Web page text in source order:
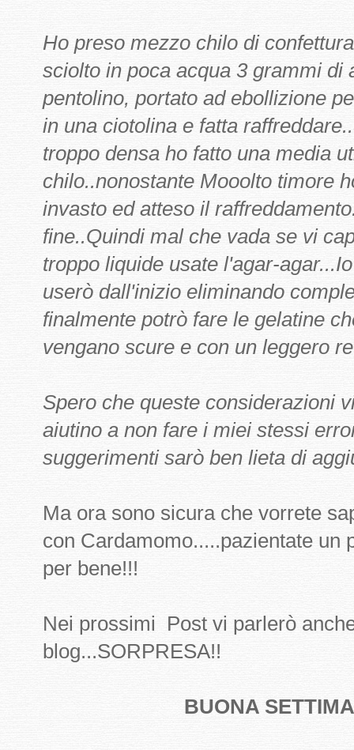
Ho preso mezzo chilo di
sciolto in poca acqua 3 grammi di
pentolino, portato ad ebollizione
in una ciotolina e fatta
troppo densa ho fatto una media
chilo..nonostante Mooolto timore
invasto ed atteso il
fine..Quindi mal che vada se vi
troppo liquide usate l'agar-
userò dall'inizio eliminando
finalmente potrò fare le gelatine
vengano scure e con un leggero
Spero che queste considerazioni
aiutino a non fare i miei stessi
suggerimenti sarò ben lieta di
Ma ora sono sicura che vorrete
con Cardamomo.....pazientate un
per bene!!!
Nei prossimi Post vi parlerò
blog...SORPRESA!!
BUONA